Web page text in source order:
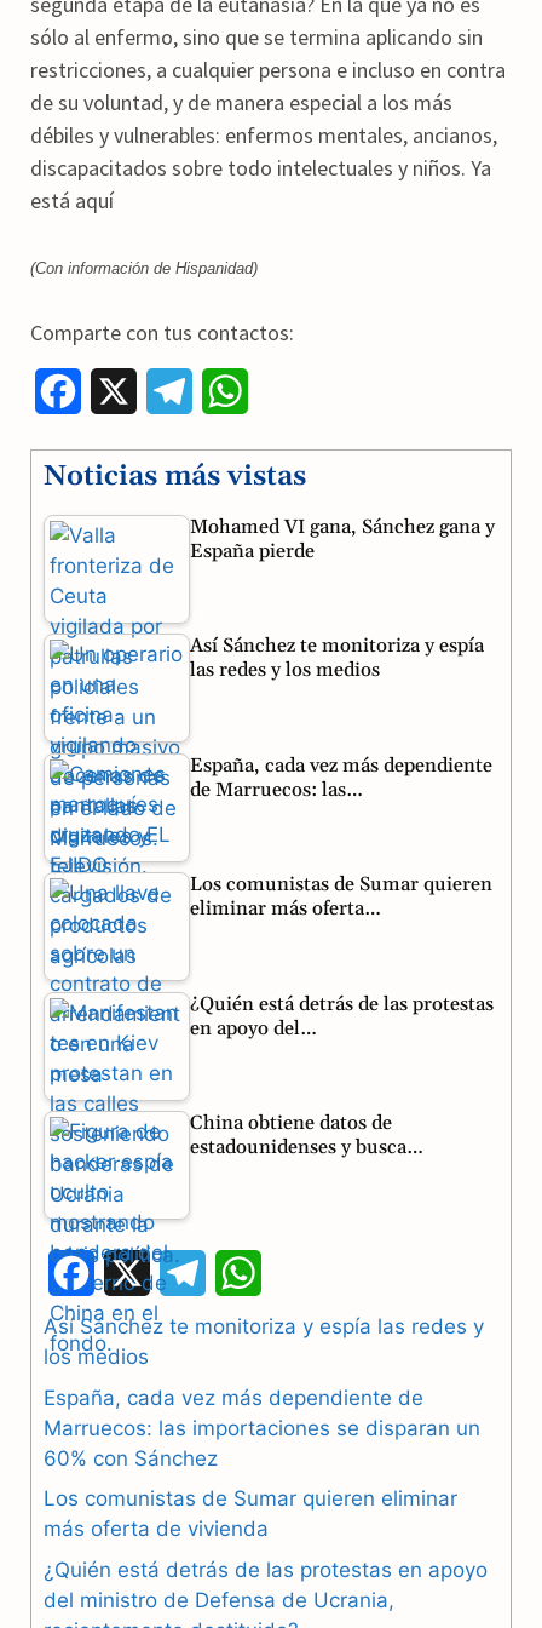
sólo al enfermo, sino que se termina aplicando sin
restricciones, a cualquier persona e incluso en contra
de su voluntad, y de manera especial a los más
débiles y vulnerables: enfermos mentales, ancianos,
discapacitados sobre todo intelectuales y niños. Ya
está aquí
(Con información de Hispanidad)
Comparte con tus contactos:
c
e
b
o
o
k
l
e
a
a
t
p
Noticias más vistas
Mohamed VI gana, Sánchez gana y
España pierde
Así Sánchez te monitoriza y espía
las redes y los medios
España, cada vez más dependiente
de Marruecos: las…
Los comunistas de Sumar quieren
eliminar más oferta…
¿Quién está detrás de las protestas
en apoyo del…
China obtiene datos de
estadounidenses y busca…
F
a
c
e
b
o
k
X
e
e
g
r
m
h
A
p
Así Sánchez te monitoriza y espía las redes y
los medios
España, cada vez más dependiente de
Marruecos: las importaciones se disparan un
60% con Sánchez
Los comunistas de Sumar quieren eliminar
más oferta de vivienda
¿Quién está detrás de las protestas en apoyo
del ministro de Defensa de Ucrania,